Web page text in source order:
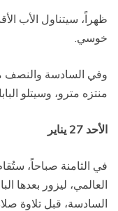
ظهراً، سيتناول الأب
خوسي.
وفي السادسة والنصف
منتزه مترو، وسيتلو
الأحد 27 يناير
في الثامنة صباحاً،
العالمي، ليزور بعدها
السادسة، قبل تلاوة